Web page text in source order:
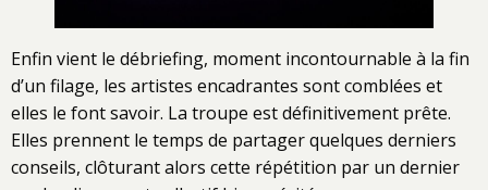
Enfin vient le débriefing, moment incontournable à la fin
d’un filage, les artistes encadrantes sont comblées et
elles le font savoir. La troupe est définitivement prête.
Elles prennent le temps de partager quelques derniers
conseils, clôturant alors cette répétition par un dernier